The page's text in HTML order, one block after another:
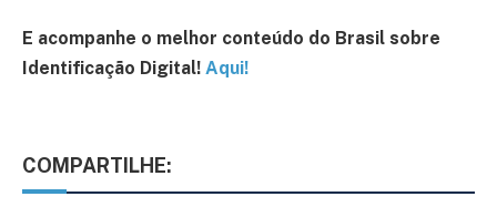
E acompanhe o melhor conteúdo do Brasil sobre
Identificação Digital! Aqui!
COMPARTILHE: